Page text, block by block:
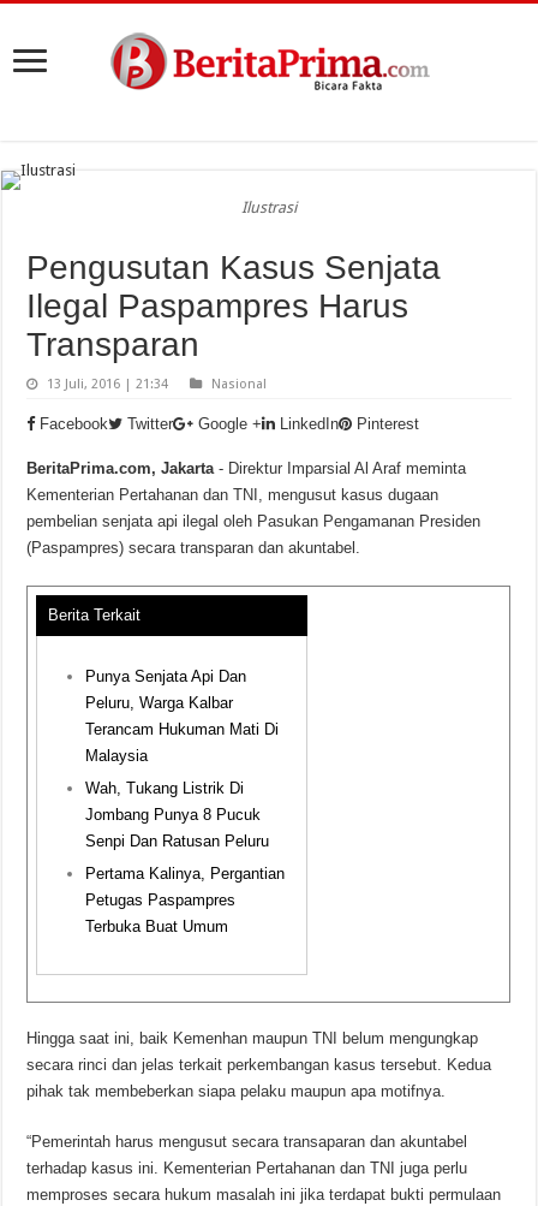
Ilustrasi
Pengusutan Kasus Senjata
Ilegal Paspampres Harus
Transparan
13 Juli, 2016 | 21:34 Nasional
Facebook Twitter Google + LinkedIn Pinterest
BeritaPrima.com, Jakarta - Direktur Imparsial Al Araf meminta
Kementerian Pertahanan dan TNI, mengusut kasus dugaan
pembelian senjata api ilegal oleh Pasukan Pengamanan Presiden
(Paspampres) secara transparan dan akuntabel.
Berita Terkait
Punya Senjata Api Dan
Peluru, Warga Kalbar
Terancam Hukuman Mati Di
Malaysia
Wah, Tukang Listrik Di
Jombang Punya 8 Pucuk
Senpi Dan Ratusan Peluru
Pertama Kalinya, Pergantian
Petugas Paspampres
Terbuka Buat Umum
Hingga saat ini, baik Kemenhan maupun TNI belum mengungkap
secara rinci dan jelas terkait perkembangan kasus tersebut. Kedua
pihak tak membeberkan siapa pelaku maupun apa motifnya.
“Pemerintah harus mengusut secara transaparan dan akuntabel
terhadap kasus ini. Kementerian Pertahanan dan TNI juga perlu
memproses secara hukum masalah ini jika terdapat bukti permulaan